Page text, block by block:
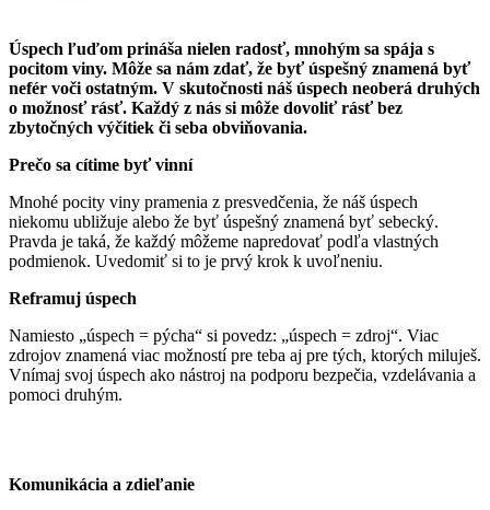
Úspech ľuďom prináša nielen radosť, mnohým sa spája s
pocitom viny. Môže sa nám zdať, že byť úspešný znamená byť
nefér voči ostatným. V skutočnosti náš úspech neoberá druhých
o možnosť rásť. Každý z nás si môže dovoliť rásť bez
zbytočných výčitiek či seba obviňovania.
Prečo sa cítime byť vinní
Mnohé pocity viny pramenia z presvedčenia, že náš úspech
niekomu ubližuje alebo že byť úspešný znamená byť sebecký.
Pravda je taká, že každý môžeme napredovať podľa vlastných
podmienok. Uvedomiť si to je prvý krok k uvoľneniu.
Reframuj úspech
Namiesto „úspech = pýcha“ si povedz: „úspech = zdroj“. Viac
zdrojov znamená viac možností pre teba aj pre tých, ktorých miluješ.
Vnímaj svoj úspech ako nástroj na podporu bezpečia, vzdelávania a
pomoci druhým.
Komunikácia a zdieľanie